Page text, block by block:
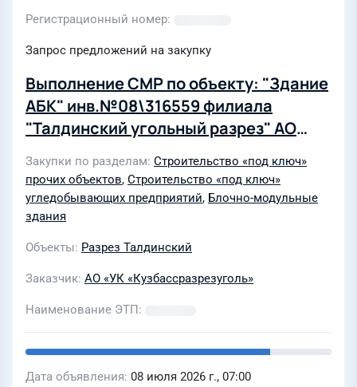
Регистрационный номер
Запрос предложений на закупку
Выполнение СМР по объекту: "Здание
АБК" инв.№08\316559 филиала
"Талдинский угольный разрез" АО
Закупки по разделам Строительство «под ключ»
прочих объектов, Строительство «под ключ»
угледобывающих предприятий, Блочно-модульные
здания
Объекты Разрез Талдинский
Заказчик АО «УК «Кузбассразрезуголь»
Наименование ЭТП
Дата объявления 08 июля 2026 г., 07:00